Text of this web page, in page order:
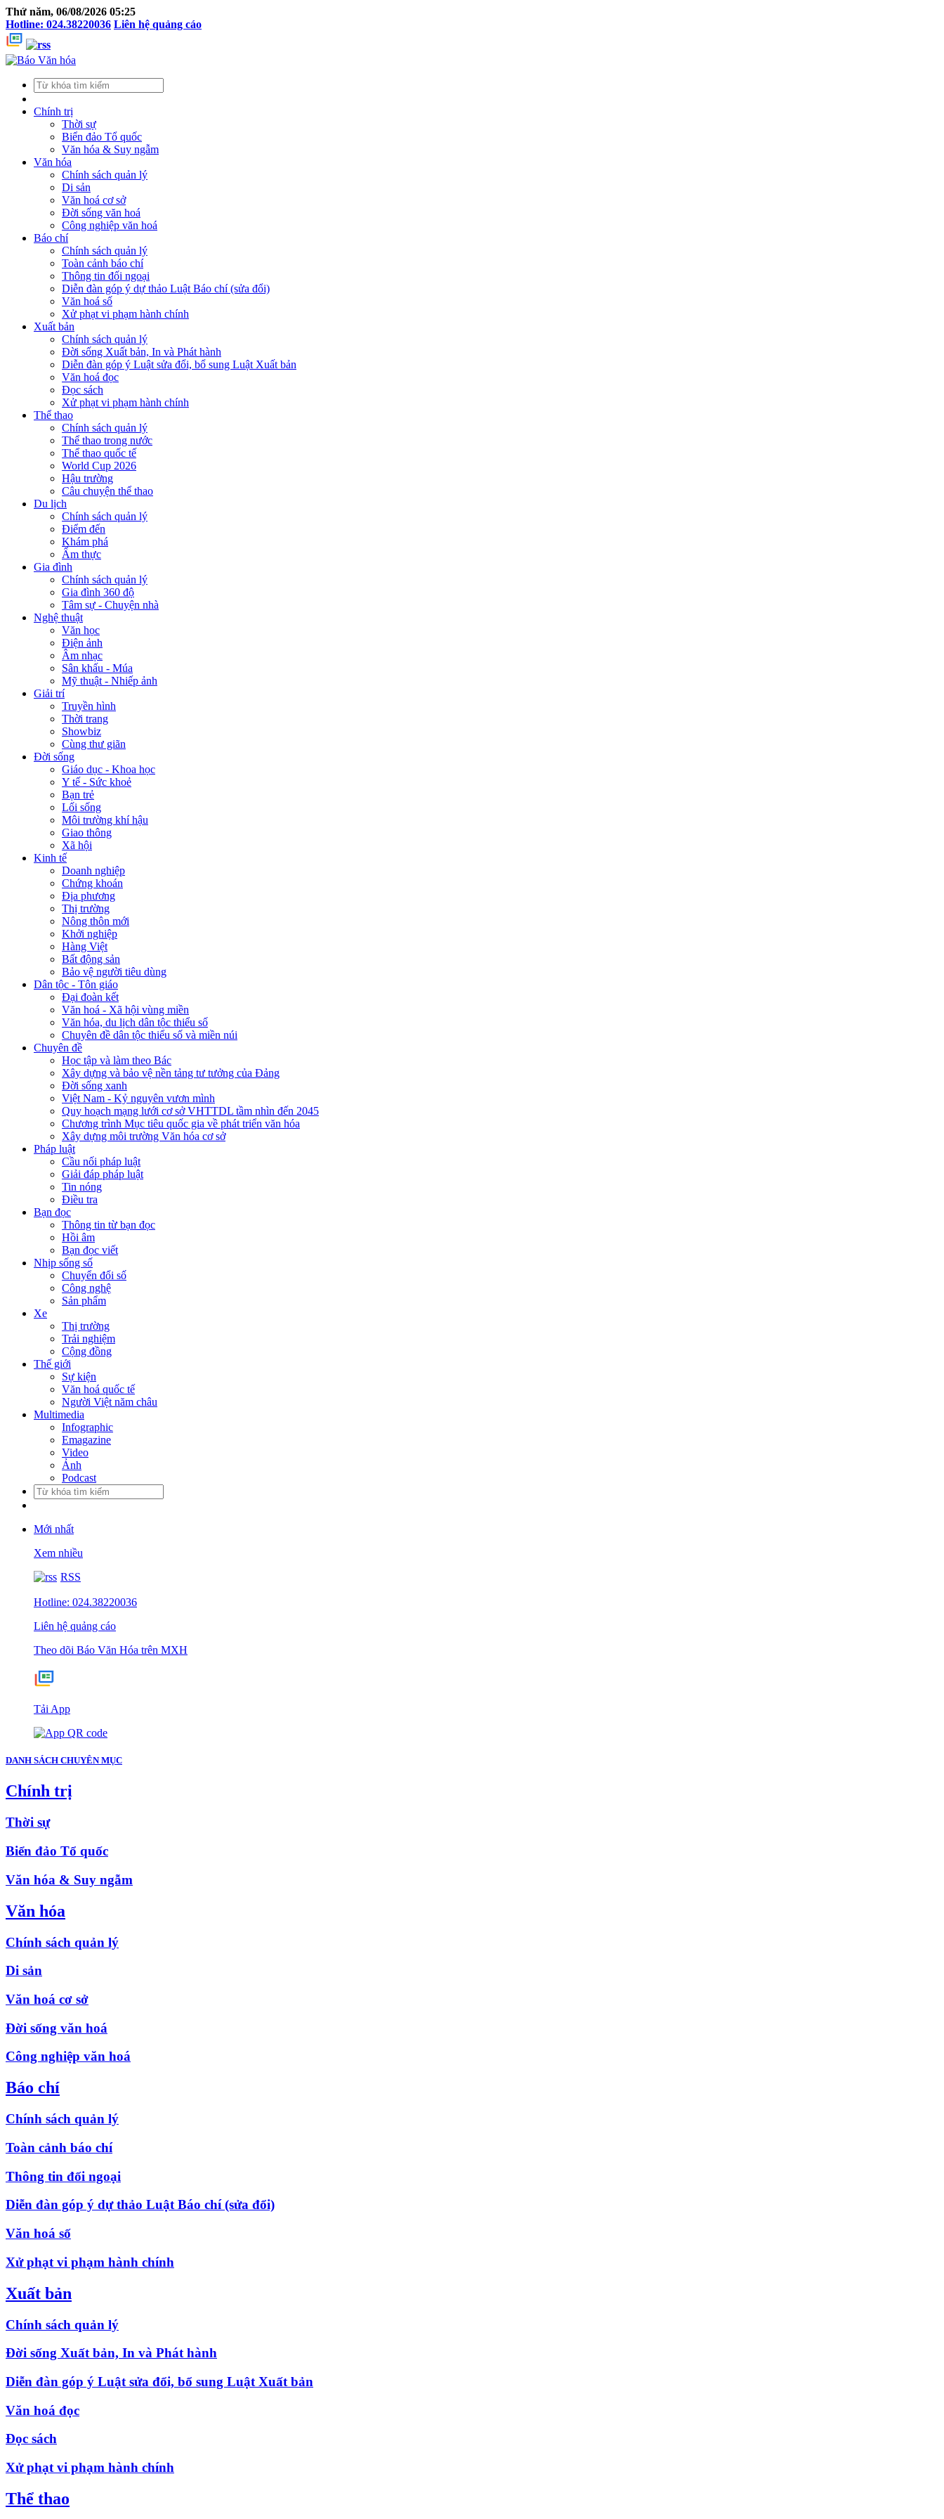
Thứ năm, 06/08/2026 05:25
Hotline: 024.38220036 Liên hệ quảng cáo
Chính trị
Thời sự
Biển đảo Tổ quốc
Văn hóa & Suy ngẫm
Văn hóa
Chính sách quản lý
Di sản
Văn hoá cơ sở
Đời sống văn hoá
Công nghiệp văn hoá
Báo chí
Chính sách quản lý
Toàn cảnh báo chí
Thông tin đối ngoại
Diễn đàn góp ý dự thảo Luật Báo chí (sửa đổi)
Văn hoá số
Xử phạt vi phạm hành chính
Xuất bản
Chính sách quản lý
Đời sống Xuất bản, In và Phát hành
Diễn đàn góp ý Luật sửa đổi, bổ sung Luật Xuất bản
Văn hoá đọc
Đọc sách
Xử phạt vi phạm hành chính
Thể thao
Chính sách quản lý
Thể thao trong nước
Thể thao quốc tế
World Cup 2026
Hậu trường
Câu chuyện thể thao
Du lịch
Chính sách quản lý
Điểm đến
Khám phá
Ẩm thực
Gia đình
Chính sách quản lý
Gia đình 360 độ
Tâm sự - Chuyện nhà
Nghệ thuật
Văn học
Điện ảnh
Âm nhạc
Sân khấu - Múa
Mỹ thuật - Nhiếp ảnh
Giải trí
Truyền hình
Thời trang
Showbiz
Cùng thư giãn
Đời sống
Giáo dục - Khoa học
Y tế - Sức khoẻ
Bạn trẻ
Lối sống
Môi trường khí hậu
Giao thông
Xã hội
Kinh tế
Doanh nghiệp
Chứng khoán
Địa phương
Thị trường
Nông thôn mới
Khởi nghiệp
Hàng Việt
Bất động sản
Bảo vệ người tiêu dùng
Dân tộc - Tôn giáo
Đại đoàn kết
Văn hoá - Xã hội vùng miền
Văn hóa, du lịch dân tộc thiểu số
Chuyên đề dân tộc thiểu số và miền núi
Chuyên đề
Học tập và làm theo Bác
Xây dựng và bảo vệ nền tảng tư tưởng của Đảng
Đời sống xanh
Việt Nam - Kỷ nguyên vươn mình
Quy hoạch mạng lưới cơ sở VHTTDL tầm nhìn đến 2045
Chương trình Mục tiêu quốc gia về phát triển văn hóa
Xây dựng môi trường Văn hóa cơ sở
Pháp luật
Cầu nối pháp luật
Giải đáp pháp luật
Tin nóng
Điều tra
Bạn đọc
Thông tin từ bạn đọc
Hồi âm
Bạn đọc viết
Nhịp sống số
Chuyển đổi số
Công nghệ
Sản phẩm
Xe
Thị trường
Trải nghiệm
Cộng đồng
Thế giới
Sự kiện
Văn hoá quốc tế
Người Việt năm châu
Multimedia
Infographic
Emagazine
Video
Ảnh
Podcast
Mới nhất
Xem nhiều
RSS
Hotline: 024.38220036
Liên hệ quảng cáo
Theo dõi Báo Văn Hóa trên MXH
Tải App
DANH SÁCH CHUYÊN MỤC
Chính trị
Thời sự
Biển đảo Tổ quốc
Văn hóa & Suy ngẫm
Văn hóa
Chính sách quản lý
Di sản
Văn hoá cơ sở
Đời sống văn hoá
Công nghiệp văn hoá
Báo chí
Chính sách quản lý
Toàn cảnh báo chí
Thông tin đối ngoại
Diễn đàn góp ý dự thảo Luật Báo chí (sửa đổi)
Văn hoá số
Xử phạt vi phạm hành chính
Xuất bản
Chính sách quản lý
Đời sống Xuất bản, In và Phát hành
Diễn đàn góp ý Luật sửa đổi, bổ sung Luật Xuất bản
Văn hoá đọc
Đọc sách
Xử phạt vi phạm hành chính
Thể thao